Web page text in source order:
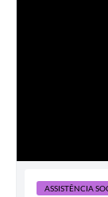
ASSISTÊNCIA